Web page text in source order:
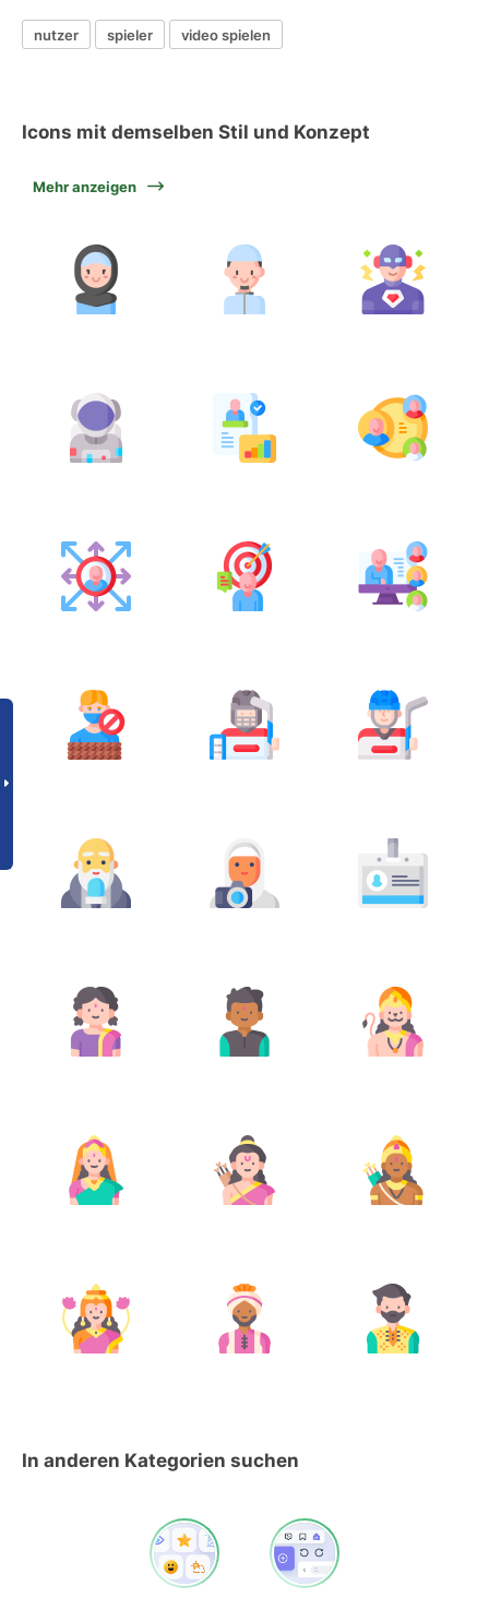
nutzer spieler video spielen
Icons mit demselben Stil und Konzept
Mehr anzeigen
In anderen Kategorien suchen